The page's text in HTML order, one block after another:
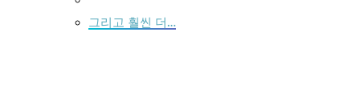
그리고 훨씬 더…